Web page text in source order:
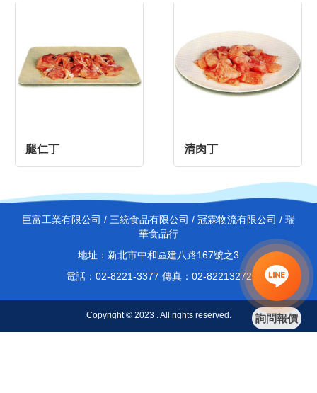
腿仁丁 清肉丁
巨富工業有限公司 / 三統食品有限公司 / 冠霖物流有限公司 / 瑞
華食品行
地址：新北市中和區建八路167號之3
電話：02-8221-3377 傳真：02-82213272
Copyright © 2023 . All rights reserved. 詢問報價